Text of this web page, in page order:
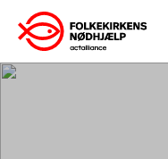
Gå
til
indhold